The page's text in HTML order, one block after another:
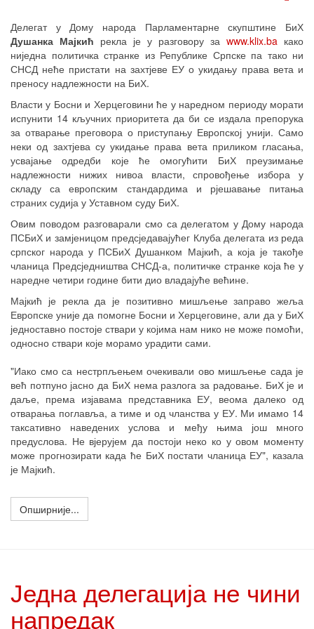
Делегат у Дому народа Парламентарне скупштине БиХ
Душанка Мајкић рекла је у разговору за www.klix.ba како
ниједна политичка странке из Републике Српске па тако ни
СНСД неће пристати на захтјеве ЕУ о укидању права вета и
преносу надлежности на БиХ.
Власти у Босни и Херцеговини ће у наредном периоду морати
испунити 14 кључних приоритета да би се издала препорука
за отварање преговора о приступању Европској унији. Само
неки од захтјева су укидање права вета приликом гласања,
усвајање одредби које ће омогућити БиХ преузимање
надлежности нижих нивоа власти, спровођење избора у
складу са европским стандардима и рјешавање питања
страних судија у Уставном суду БиХ.
Овим поводом разговарали смо са делегатом у Дому народа
ПСБиХ и замјеницом предсједавајућег Клуба делегата из реда
српског народа у ПСБиХ Душанком Мајкић, а која је такође
чланица Предсједништва СНСД-а, политичке странке која ће у
наредне четири године бити дио владајуће већине.
Мајкић је рекла да је позитивно мишљење заправо жеља
Европске уније да помогне Босни и Херцеговине, али да у БиХ
једноставно постоје ствари у којима нам нико не може помоћи,
односно ствари које морамо урадити сами.
"Иако смо са нестрпљењем очекивали ово мишљење сада је
већ потпуно јасно да БиХ нема разлога за радовање. БиХ је и
даље, према изјавама представника ЕУ, веома далеко од
отварања поглавља, а тиме и од чланства у ЕУ. Ми имамо 14
таксативно наведених услова и међу њима још много
предуслова. Не вјерујем да постоји неко ко у овом моменту
може прогнозирати када ће БиХ постати чланица ЕУ", казала
је Мајкић.
Опширније...
Једна делегација не чини
напредак